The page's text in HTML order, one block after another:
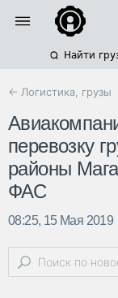
Найти
← Логистика, грузы
перевозку
районы
ФАС
08:25, 15 Мая 2019